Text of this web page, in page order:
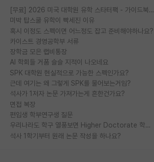
[무료] 2026 미국 대학원 유학 스타터팩 - 가이드북 & 합격자 컨택메일 템플릿
미박 탑스쿨 유학이 빡세진 이유
혹시 이정도 스펙이면 어느정도 잡고 준비해야하나요?
카이스트 경영공학부 서류
장학금 모은 랩비통장
AI 학회들 거품 슬슬 지적이 나오네요
SPK 대학원 현실적으로 가능한 스펙인가요?
근데 여기는 왜 그렇게 SPK를 물어보는거임?
석사가 1저자 논문 가져가는게 흔한건가요?
면접 복장
편입생 학부연구생 질문
우리나라도 학구 열풍보면 Higher Doctorate 학위가 필요하다고 봅니다.
석사 1학기부터 원래 논문 작성을 하나요?